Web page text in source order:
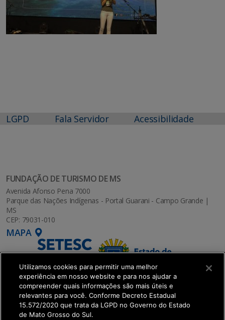
LGPD Fala Servidor Acessibilidade
FUNDAÇÃO DE TURISMO DE MS
Avenida Afonso Pena 7000
Parque das Nações Indígenas - Portal Guarani - Campo Grande |
MS
CEP: 79031-010
MAPA
Utilizamos cookies para permitir uma melhor
experiência em nosso website e para nos ajudar a
compreender quais informações são mais úteis e
relevantes para você. Conforme Decreto Estadual
15.572/2020 que trata da LGPD no Governo do Estado
de Mato Grosso do Sul.